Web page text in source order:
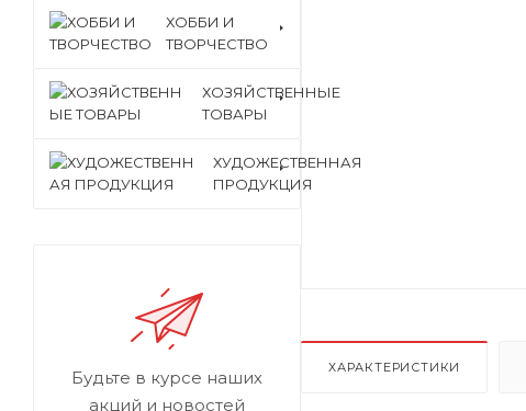
ХАРАКТЕРИСТИКИ
ХОББИ И
ТВОРЧЕСТВО
ХОЗЯЙСТВЕННЫЕ
ТОВАРЫ
ХУДОЖЕСТВЕННАЯ
ПРОДУКЦИЯ
Будьте в курсе наших
акций и новостей